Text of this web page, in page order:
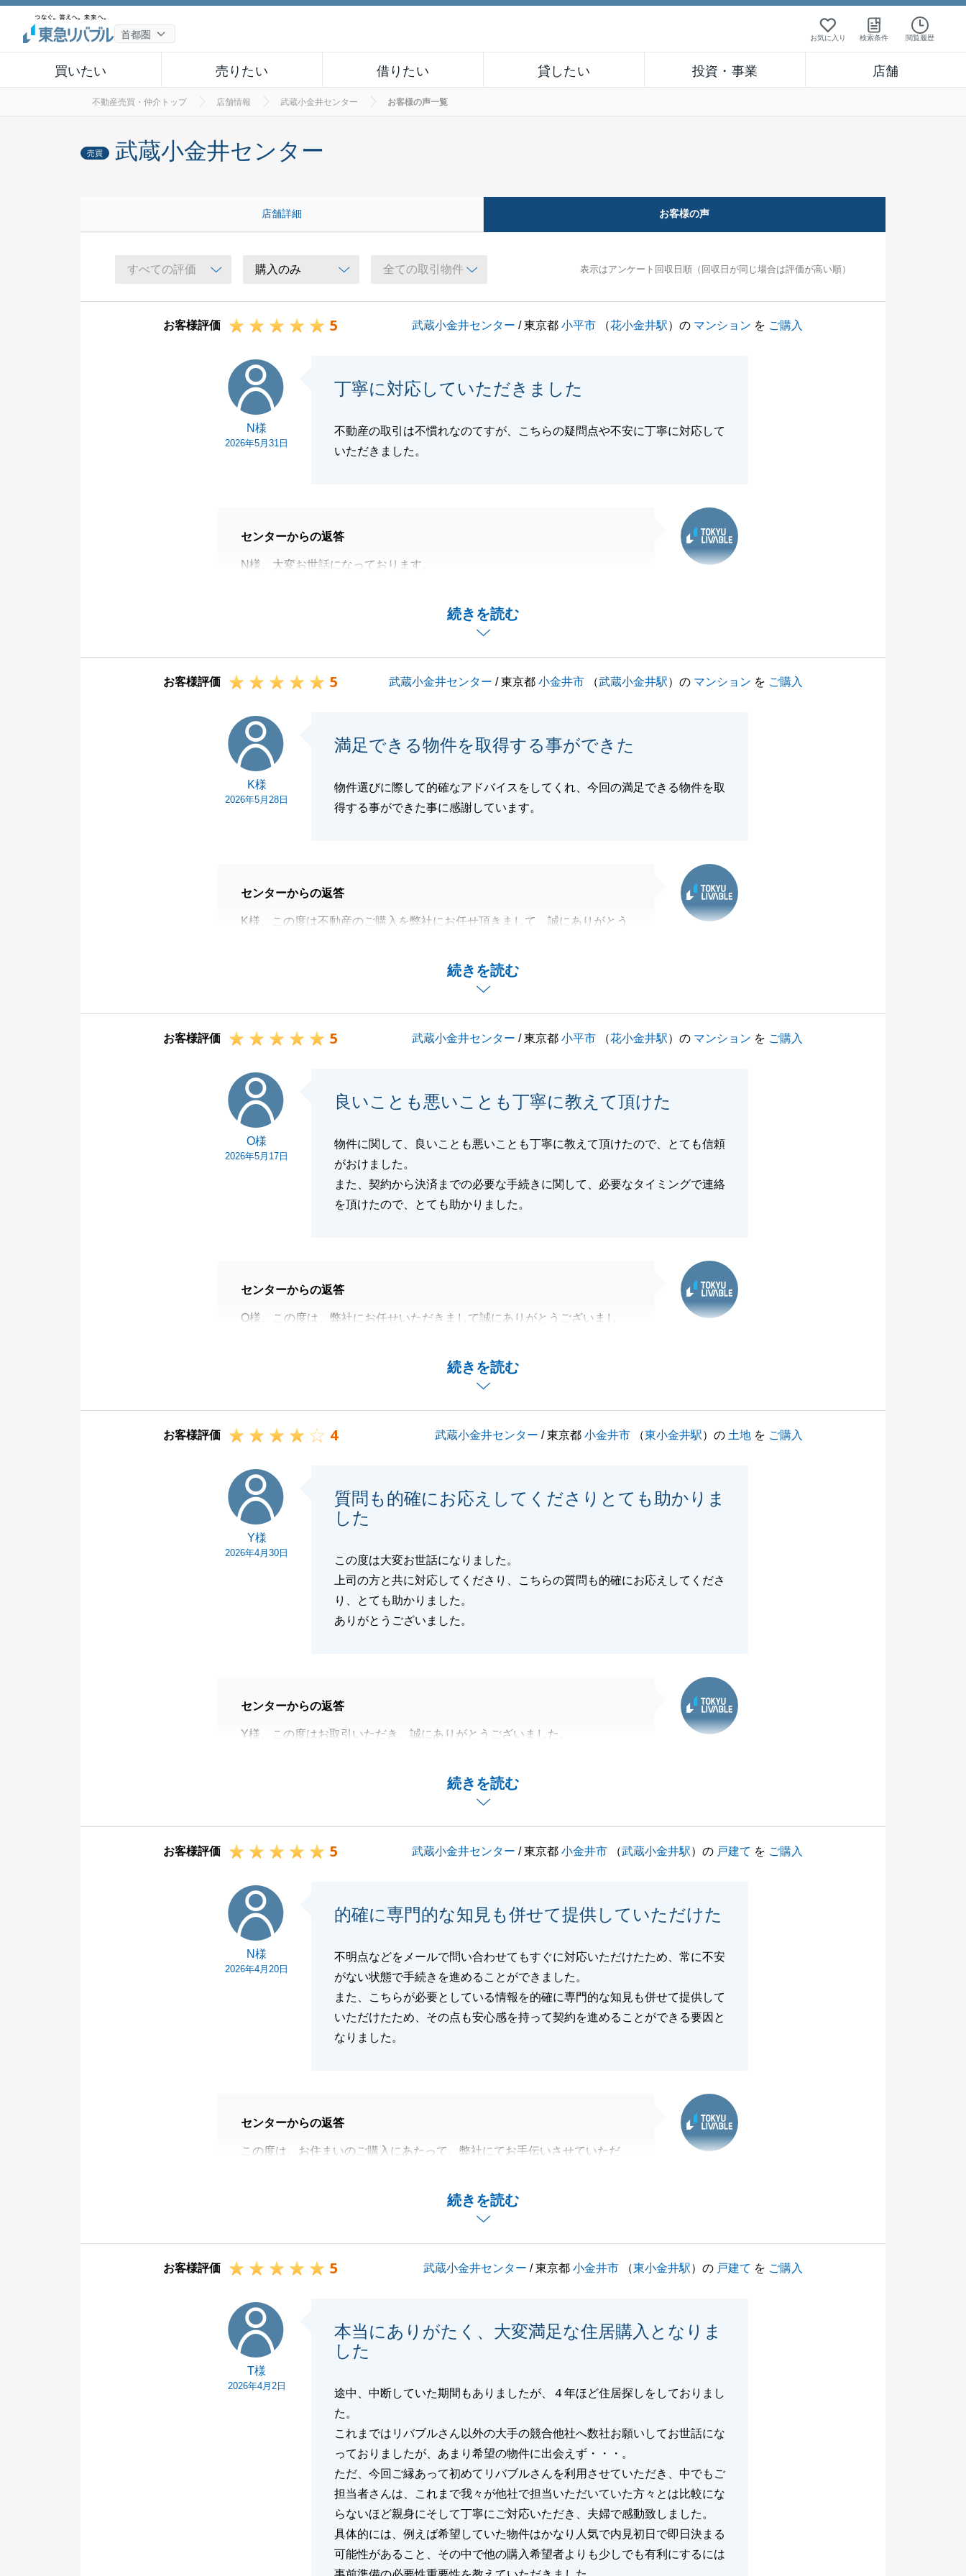
お気に入り 検索条件 閲覧履歴
買いたい 売りたい 借りたい 貸したい 投資・事業 店舗
不動産売買・仲介トップ 店舗情報 武蔵小金井センター お客様の声一覧
売買 武蔵小金井センター
店舗詳細 お客様の声
表示はアンケート回収日順（回収日が同じ場合は評価が高い順）
お客様評価 5 武蔵小金井センター / 東京都小平市 （花小金井駅）の マンション を ご購入
N様
2026年5月31日
丁寧に対応していただきました
不動産の取引は不慣れなのてすが、こちらの疑問点や不安に丁寧に対応して
いただきました。
続きを読む
センターからの返答
N様、大変お世話になっております。
N様の迅速なご対応のおかげで、決済まで無事に終えることができたと思い
閉じる
お客様評価 5 武蔵小金井センター / 東京都小金井市 （武蔵小金井駅）の マンション を ご購入
K様
2026年5月28日
満足できる物件を取得する事ができた
物件選びに際して的確なアドバイスをしてくれ、今回の満足できる物件を取
得する事ができた事に感謝しています。
続きを読む
センターからの返答
K様、この度は不動産のご購入を弊社にお任せ頂きまして、誠にありがとう
素敵な不動産のご購入に携わることができて大変嬉しく思っております。
お住み替え完了まで精一杯尽力致しますので、
お客様評価 5 武蔵小金井センター / 東京都小平市 （花小金井駅）の マンション を ご購入
O様
2026年5月17日
良いことも悪いことも丁寧に教えて頂けた
物件に関して、良いことも悪いことも丁寧に教えて頂けたので、とても信頼
がおけました。
また、契約から決済までの必要な手続きに関して、必要なタイミングで連絡
を頂けたので、とても助かりました。
続きを読む
センターからの返答
O様、この度は、弊社にお任せいただきまして誠にありがとうございまし
Ｏ様の迅速なご対応のおかげで、お手続き等をスムーズに行えたと思いま
閉じる
お客様評価 4 武蔵小金井センター / 東京都小金井市 （東小金井駅）の 土地 を ご購入
Y様
2026年4月30日
質問も的確にお応えしてくださりとても助かりま
した
この度は大変お世話になりました。
上司の方と共に対応してくださり、こちらの質問も的確にお応えしてくださ
り、とても助かりました。
ありがとうございました。
続きを読む
センターからの返答
Y様、この度はお取引いただき、誠にありがとうございました。
引き続き、ご不明点ご質問等ございましたらお気軽にお申し付けください。
お客様評価 5 武蔵小金井センター / 東京都小金井市 （武蔵小金井駅）の 戸建て を ご購入
N様
2026年4月20日
的確に専門的な知見も併せて提供していただけた
不明点などをメールで問い合わせてもすぐに対応いただけたため、常に不安
がない状態で手続きを進めることができました。
また、こちらが必要としている情報を的確に専門的な知見も併せて提供して
いただけたため、その点も安心感を持って契約を進めることができる要因と
なりました。
続きを読む
センターからの返答
この度は、お住まいのご購入にあたって、弊社にてお手伝いさせていただ
大切な不動産について、とても素敵なご家族様にお住まいいただけることと
なり、売主様も喜んでいらっしゃいました。
また、とてもありがたいお言葉をいただきまして、誠にありがとうございま
お近くでございますので、何かお困りのことがあった際には、いつでもお気
軽にお声掛けくださいませ。
引き続き、末永いお付き合いの程、どうぞよろしくお願いいたします。
閉じる
お客様評価 5 武蔵小金井センター / 東京都小金井市 （東小金井駅）の 戸建て を ご購入
T様
2026年4月2日
本当にありがたく、大変満足な住居購入となりま
した
途中、中断していた期間もありましたが、４年ほど住居探しをしておりまし
た。
これまではリバブルさん以外の大手の競合他社へ数社お願いしてお世話にな
っておりましたが、あまり希望の物件に出会えず・・・。
ただ、今回ご縁あって初めてリバブルさんを利用させていただき、中でもご
担当者さんは、これまで我々が他社で担当いただいていた方々とは比較にな
らないほど親身にそして丁寧にご対応いただき、夫婦で感動致しました。
具体的には、例えば希望していた物件はかなり人気で内見初日で即日決まる
可能性があること、その中で他の購入希望者よりも少しでも有利にするには